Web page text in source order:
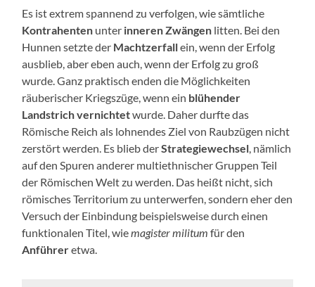
Es ist extrem spannend zu verfolgen, wie sämtliche
Kontrahenten unter inneren Zwängen litten. Bei den
Hunnen setzte der Machtzerfallein, wenn der Erfolg
ausblieb, aber eben auch, wenn der Erfolg zu groß
wurde. Ganz praktisch enden die Möglichkeiten
räuberischer Kriegszüge, wenn ein blühender
Landstrich vernichtetwurde. Daher durfte das
Römische Reich als lohnendes Ziel von Raubzügen nicht
zerstört werden. Es blieb derStrategiewechsel , nämlich
auf den Spuren anderer multiethnischer Gruppen Teil
der Römischen Welt zu werden. Das heißt nicht, sich
römisches Territorium zu unterwerfen, sondern eher den
Versuch der Einbindung beispielsweise durch einen
funktionalen Titel, wiemagister militum für den
Anführeretwa.